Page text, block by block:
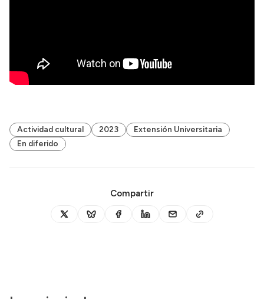
Actividad cultural 2023
Extensión Universitaria
En diferido
Compartir